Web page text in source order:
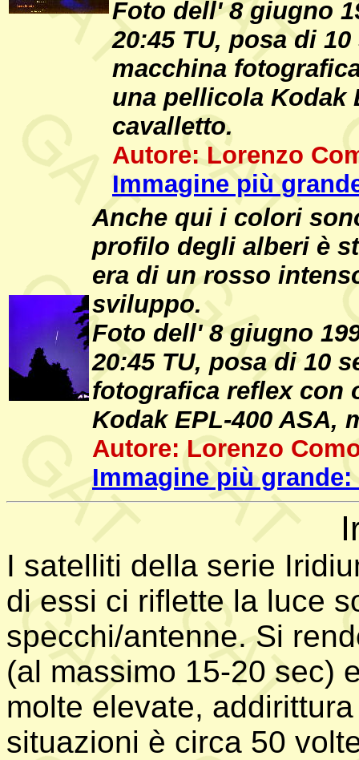
Foto dell' 8 giugno
20:45 TU, posa di
macchina
una pellicola Kodak
cavalletto.
Autore: Lorenzo
Immagine più
Anche qui i colori
profilo degli alberi è
era di un rosso
sviluppo.
Foto dell' 8 giugno
20:45 TU, posa di 10
fotografica reflex con
Kodak EPL-400 ASA,
Autore: Lorenzo
Immagine più grande:
I satelliti della serie
di essi ci riflette la luce
specchi/antenne. Si
(al massimo 15-20 sec)
molte elevate,
situazioni è circa 50